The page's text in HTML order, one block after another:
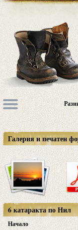
Галерия и печатен
6 катаракта по Нил
Начало